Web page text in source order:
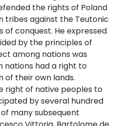
the rights of Poland
tribes against the Teutonic
of conquest. He expressed
by the principles of
among nations was
nations had a right to
of their own lands.
right of native peoples to
by several hundred
many subsequent